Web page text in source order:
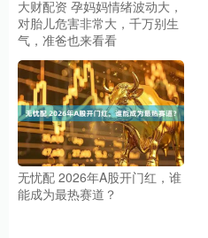
大财配资 孕妈妈情绪波动大，
对胎儿危害非常大，千万别生
气，准爸也来看看
无忧配 2026年A股开门红，谁
能成为最热赛道？